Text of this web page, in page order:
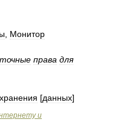
Монитор
права для
хранения [данных]
и